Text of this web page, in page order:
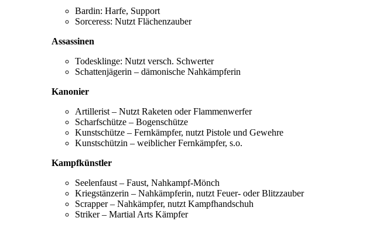
Bardin: Harfe, Support
Sorceress: Nutzt Flächenzauber
Assassinen
Todesklinge: Nutzt versch. Schwerter
Schattenjägerin – dämonische Nahkämpferin
Kanonier
Artillerist – Nutzt Raketen oder Flammenwerfer
Scharfschütze – Bogenschütze
Kunstschütze – Fernkämpfer, nutzt Pistole und Gewehre
Kunstschützin – weiblicher Fernkämpfer, s.o.
Kampfkünstler
Seelenfaust – Faust, Nahkampf-Mönch
Kriegstänzerin – Nahkämpferin, nutzt Feuer- oder Blitzzauber
Scrapper – Nahkämpfer, nutzt Kampfhandschuh
Striker – Martial Arts Kämpfer